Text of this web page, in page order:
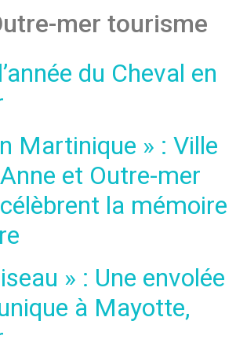
mer tourisme
du Cheval en
Martinique » : Ville
et Outre-mer
la mémoire
» : Une envolée
à Mayotte,